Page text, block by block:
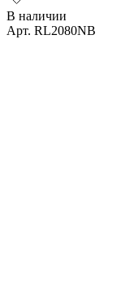
В наличии
Арт. RL2080NB